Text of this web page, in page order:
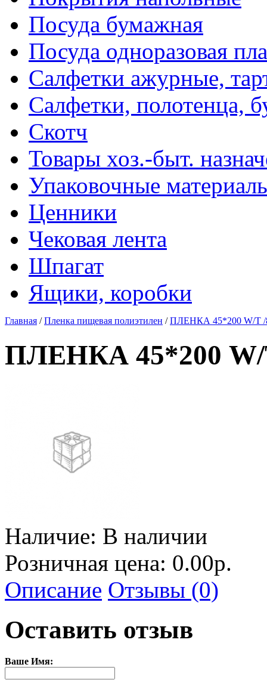
Посуда бумажная
Посуда одноразовая
Салфетки ажурные,
Салфетки, полотенца,
Скотч
Товары хоз.-быт.
Упаковочные
Ценники
Чековая лента
Шпагат
Ящики, коробки
Главная /Пленка пищевая полиэтилен /ПЛЕНКА 45*200 W/T /
ПЛЕНКА 45*200 W/
Наличие: В наличии
Розничная цена: 0.00р.
Описание Отзывы (0)
Оставить отзыв
Ваше Имя: